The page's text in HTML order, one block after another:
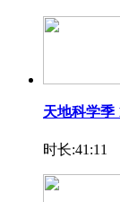
天地科学季
时长:41:11